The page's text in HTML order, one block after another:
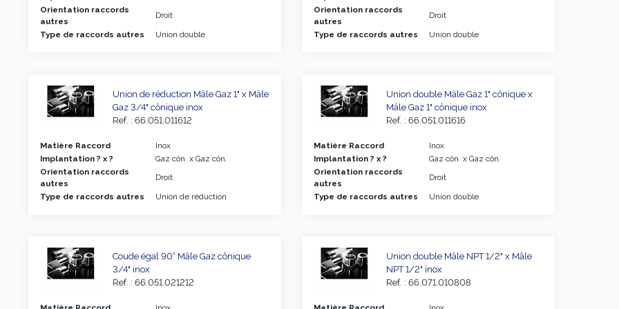
Orientation raccords
autres
Droit
Type de raccords autres
Union double
Orientation raccords
autres
Droit
Type de raccords autres
Union double
Union de réduction Mâle Gaz 1" x Mâle
Gaz 3/4" cônique inox
Ref. : 66.051.011612
Matière Raccord
Inox
Implantation ? x ?
Gaz côn. x Gaz côn.
Orientation raccords
autres
Droit
Type de raccords autres
Union de réduction
Union double Mâle Gaz 1" cônique x
Mâle Gaz 1" cônique inox
Ref. : 66.051.011616
Matière Raccord
Inox
Implantation ? x ?
Gaz côn. x Gaz côn.
Orientation raccords
autres
Droit
Type de raccords autres
Union double
Coude égal 90° Mâle Gaz cônique
3/4" inox
Ref. : 66.051.021212
Union double Mâle NPT 1/2" x Mâle
NPT 1/2" inox
Ref. : 66.071.010808